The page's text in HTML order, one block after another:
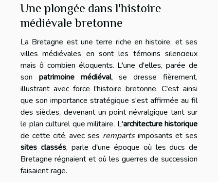
Une plongée dans l'histoire
médiévale bretonne
La Bretagne est une terre riche en histoire, et ses
villes médiévales en sont les témoins silencieux
mais ô combien éloquents. L'une d'elles, parée de
son patrimoine médiéval, se dresse fièrement,
illustrant avec force l'histoire bretonne. C'est ainsi
que son importance stratégique s'est affirmée au fil
des siècles, devenant un point névralgique tant sur
le plan culturel que militaire. L'architecture historique
de cette cité, avec ses rempartsimposants et ses
sites classés, parle d'une époque où les ducs de
Bretagne régnaient et où les guerres de succession
faisaient rage.